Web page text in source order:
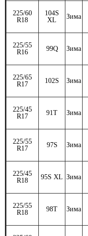
225/60
R18
104S
XL
Зима
225/55
R16
99Q Зима
225/65
R17
102S Зима
225/45
R17
91T Зима
225/55
R17
97S Зима
225/45
R18
95S XL Зима
225/55
R18
98T Зима